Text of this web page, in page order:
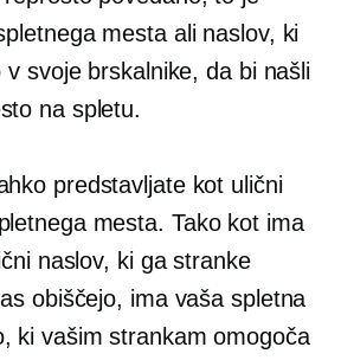
mesta ali naslov, ki
v svoje brskalnike, da bi našli
na spletu.
predstavljate kot ulični
mesta. Tako kot ima
naslov, ki ga stranke
obiščejo, ima vaša spletna
ki vašim strankam omogoča